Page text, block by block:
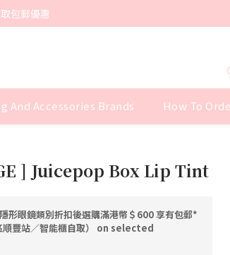
包郵優惠
And Accessories Brands How To
] Juicepop Box Lip Tint
形眼鏡類別折扣後選購滿港幣＄600 享有包郵*
順豐站／智能櫃自取） on selected